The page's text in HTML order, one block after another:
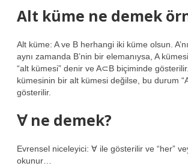
Alt küme ne demek
Alt küme: A ve B herhangi iki küme olsun.
aynı zamanda B’nin bir elemanıysa, A
“alt kümesi” denir ve A⊂B biçiminde
kümesinin bir alt kümesi değilse, bu durum
gösterilir.
∀ ne demek?
Evrensel niceleyici: ∀ ile gösterilir ve “her”
okunur…